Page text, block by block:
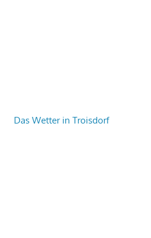
Das Wetter in Troisdorf